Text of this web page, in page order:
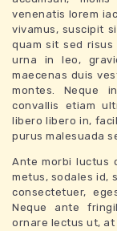
venenatis lorem
vivamus, suscipit
quam sit sed risus
urna in leo,
maecenas duis
montes. Neque
convallis etiam
libero libero in,
purus malesuada
Ante morbi luctus
metus, sodales id,
consectetuer,
Neque ante
ornare lectus ut, at